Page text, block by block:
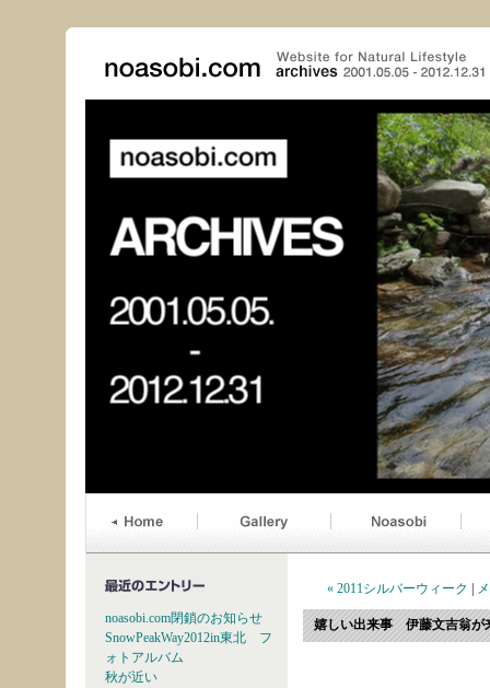
noasobi.com閉鎖のお知らせ
SnowPeakWay2012in東北 フ
ォトアルバム
秋が近い
« 2011シルバーウィーク
嬉しい出来事 伊藤文吉翁が